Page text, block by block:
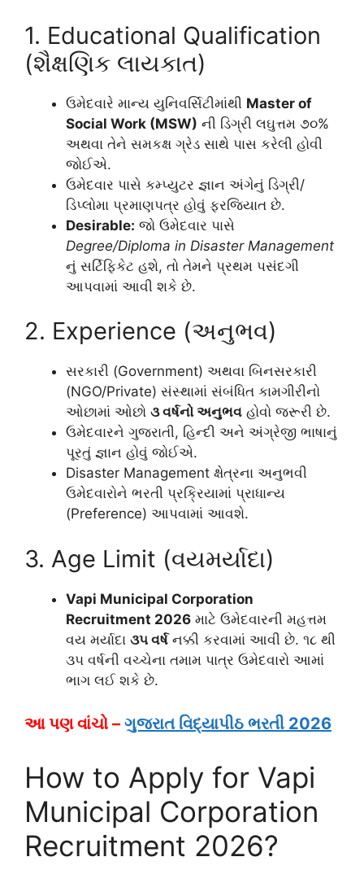
1. Educational Qualification
(શૈક્ષણિક લાયકાત)
ઉમેદવારે માન્ય યુનિવર્સિટીમાંથી Master of
Social Work (MSW) ની ડિગ્રી લઘુત્તમ ૭૦%
અથવા તેને સમકક્ષ ગ્રેડ સાથે પાસ કરેલી હોવી
જોઈએ.
ઉમેદવાર પાસે કમ્પ્યુટર જ્ઞાન અંગેનું ડિગ્રી/
ડિપ્લોમા પ્રમાણપત્ર હોવું ફરજિયાત છે.
Desirable: જો ઉમેદવાર પાસે
Degree/Diploma in Disaster Management
નું સર્ટિફિકેટ હશે, તો તેમને પ્રથમ પસંદગી
આપવામાં આવી શકે છે.
2. Experience (અનુભવ)
સરકારી (Government) અથવા બિનસરકારી
(NGO/Private) સંસ્થામાં સંબંધિત કામગીરીનો
ઓછામાં ઓછો ૩ વર્ષનો અનુભવ હોવો જરૂરી છે.
ઉમેદવારને ગુજરાતી, હિન્દી અને અંગ્રેજી ભાષાનું
પૂરતું જ્ઞાન હોવું જોઈએ.
Disaster Management ક્ષેત્રના અનુભવી
ઉમેદવારોને ભરતી પ્રક્રિયામાં પ્રાધાન્ય
(Preference) આપવામાં આવશે.
3. Age Limit (વયમર્યાદા)
Vapi Municipal Corporation
Recruitment 2026 માટે ઉમેદવારની મહત્તમ
વય મર્યાદા ૩૫ વર્ષનક્કી કરવામાં આવી છે. ૧૮ થી
૩૫ વર્ષની વચ્ચેના તમામ પાત્ર ઉમેદવારો આમાં
ભાગ લઈ શકે છે.
આ પણ વાંચો – ગુજરાત વિદ્યાપીઠ ભરતી 2026
How to Apply for Vapi
Municipal Corporation
Recruitment 2026?